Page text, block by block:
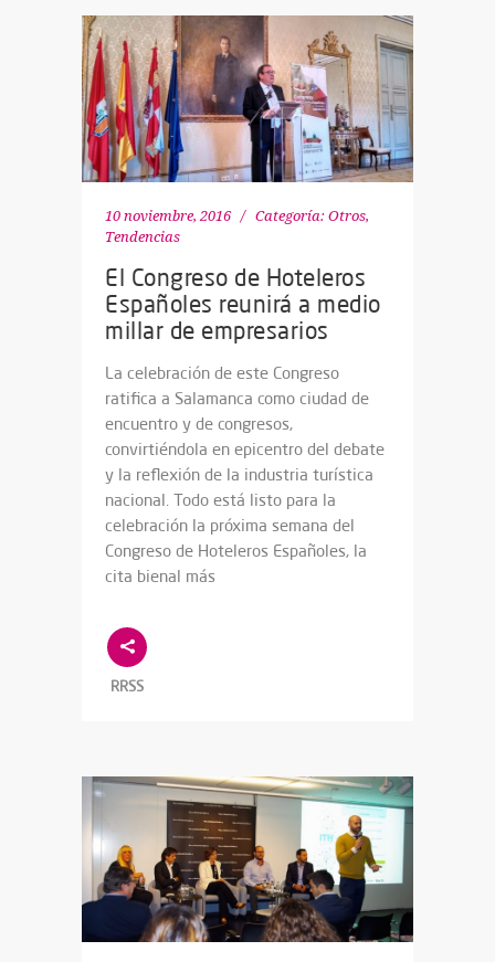
10 noviembre, 2016 Categoría: Otros,
Tendencias
El Congreso de Hoteleros
Españoles reunirá a medio
millar de empresarios
La celebración de este Congreso
ratifica a Salamanca como ciudad de
encuentro y de congresos,
convirtiéndola en epicentro del debate
y la reflexión de la industria turística
nacional. Todo está listo para la
celebración la próxima semana del
Congreso de Hoteleros Españoles, la
cita bienal más
RRSS